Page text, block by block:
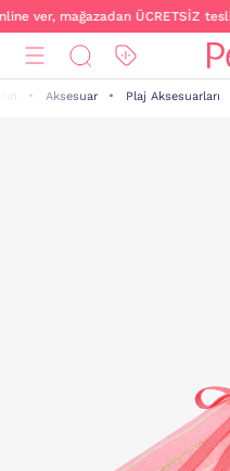
ver, mağazadan ÜCRETSİZ
Aksesuar Plaj Aksesuarları